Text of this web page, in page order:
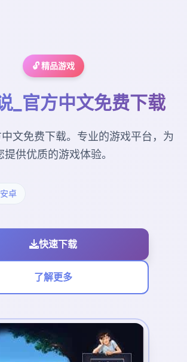
🔓 精品游戏
_官方中文免费下载
文免费下载。专业的游戏平台，为
提供优质的游戏体验。
卓
快速下载
了解更多